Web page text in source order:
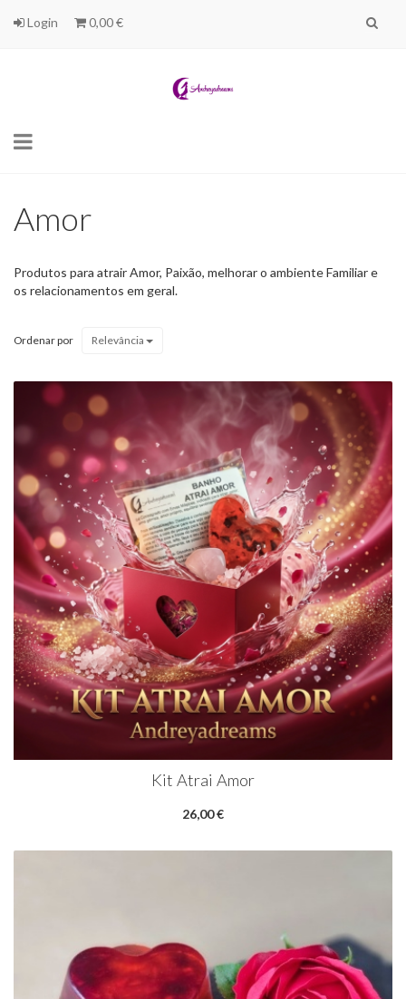
Login 0,00 €
Toggle
Amor
Produtos para atrair Amor, Paixão, melhorar o ambiente Familiar e
os relacionamentos em geral.
Ordenar por Relevância
Kit Atrai Amor
26,00 €